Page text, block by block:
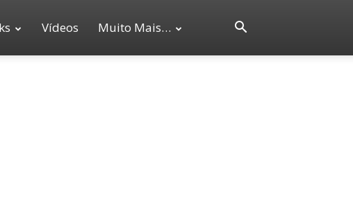
Vídeos Muito Mais…